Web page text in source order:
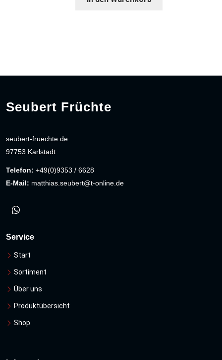
Seubert Früchte
seubert-fruechte.de
97753 Karlstadt
Telefon: +49(0)9353 / 6628
E-Mail: matthias.seubert@t-online.de
Service
Start
Sortiment
Über uns
Produktübersicht
Shop